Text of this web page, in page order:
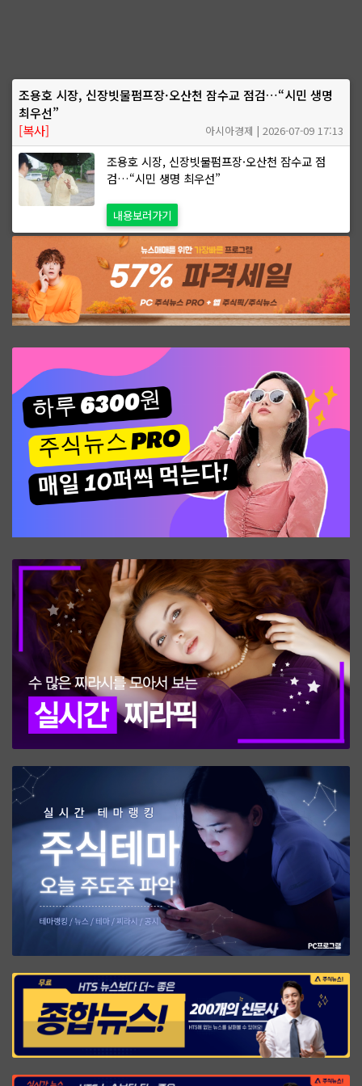
조용호 시장, 신장빗물펌프장·오산천 잠수교 점검…“시민 생명
최우선”
[복사]
아시아경제 | 2026-07-09 17:13
조용호 시장, 신장빗물펌프장·오산천 잠수교 점
검…“시민 생명 최우선”
내용보러가기